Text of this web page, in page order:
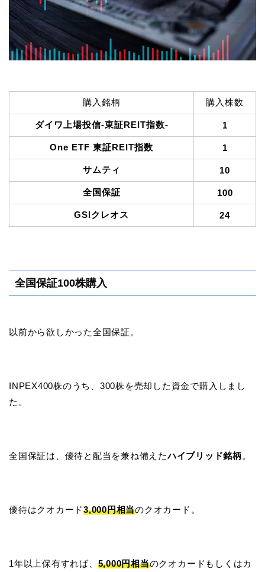
購入銘柄 購入株数
ダイワ上場投信-東証REIT指数- 1
One ETF 東証REIT指数 1
サムティ 10
全国保証 100
GSIクレオス 24
全国保証100株購入
以前から欲しかった全国保証。
INPEX400株のうち、300株を売却した資金で購入しまし
た。
全国保証は、優待と配当を兼ね備えたハイブリッド銘柄。
優待はクオカード3,000円相当のクオカード。
1年以上保有すれば、 5,000円相当のクオカードもしくはカ